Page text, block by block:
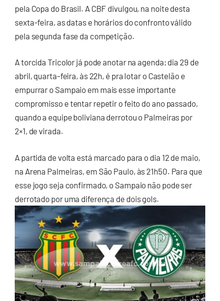
pela Copa do Brasil. A CBF divulgou, na noite desta
sexta-feira, as datas e horários do confronto válido
pela segunda fase da competição.
A torcida Tricolor já pode anotar na agenda; dia 29 de
abril, quarta-feira, às 22h, é pra lotar o Castelão e
empurrar o Sampaio em mais esse importante
compromisso e tentar repetir o feito do ano passado,
quando a equipe boliviana derrotou o Palmeiras por
2×1, de virada.
A partida de volta está marcado para o dia 12 de maio,
na Arena Palmeiras, em São Paulo, às 21h50. Para que
esse jogo seja confirmado, o Sampaio não pode ser
derrotado por uma diferença de dois gols.